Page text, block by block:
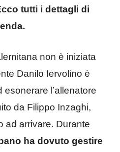
tutti i dettagli di
non è iniziata
Danilo Iervolino è
l’allenatore
da Filippo Inzaghi,
ad arrivare. Durante
ha dovuto gestire